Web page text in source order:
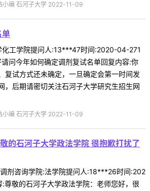
小编 石河子大学 2022-11-09
单
化工学院提问人:13***47时间:2020-04-271
问今年如何确定调剂复试名单回复内容:你
复试方式还未确定，一旦确定会第一时间发
，后期请密切关注石河子大学研究生招生网
小编 石河子大学 2022-11-09
的石河子大学政法学院 很抱歉打扰了
剂咨询学院:法学院提问人:18***26时间:202
敬的石河子大学政法学院：老师您好，很